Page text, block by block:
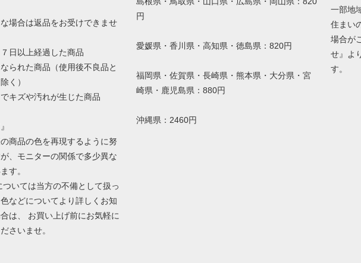
場合は返品をお受けできませ
日以上経過した商品
られた商品（使用後不良品と
く）
キズや汚れが生じた商品
商品の色を再現するように努
、モニターの関係で多少異な
す。
いては当方の不備として扱っ
などについてより詳しくお知
は、 お買い上げ前にお気軽に
さいませ。
円
愛媛県・香川県・高知県・徳島県：820円
福岡県・佐賀県・長崎県・熊本県・大分県・宮
崎県・鹿児島県：880円
沖縄県：2460円
一部地
住まい
場合が
せ』よ
す。